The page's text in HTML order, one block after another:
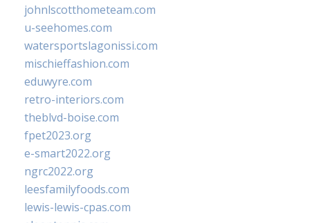
johnlscotthometeam.com
u-seehomes.com
watersportslagonissi.com
mischieffashion.com
eduwyre.com
retro-interiors.com
theblvd-boise.com
fpet2023.org
e-smart2022.org
ngrc2022.org
leesfamilyfoods.com
lewis-lewis-cpas.com